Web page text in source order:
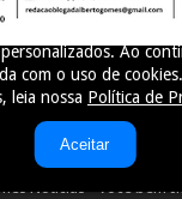
para melhorar
Ao
com o uso de
leia nossa Política de
Aceitar